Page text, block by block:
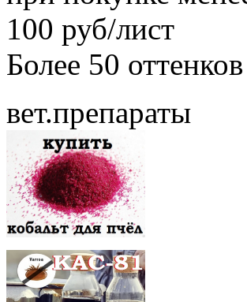
100 руб/лист
Более 50
вет.препараты